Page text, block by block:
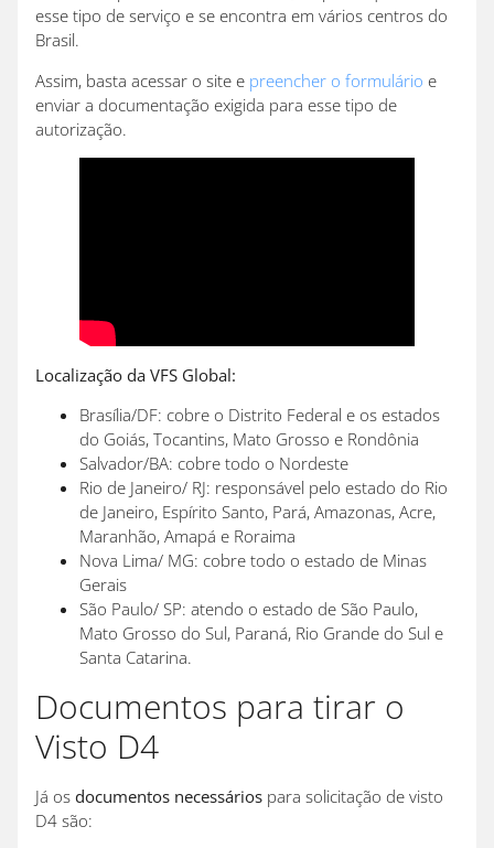
esse tipo de serviço e se encontra em vários centros do
Brasil.
Assim, basta acessar o site e preencher o formulário e
enviar a documentação exigida para esse tipo de
autorização.
Localização da VFS Global:
Brasília/DF: cobre o Distrito Federal e os estados
do Goiás, Tocantins, Mato Grosso e Rondônia
Salvador/BA: cobre todo o Nordeste
Rio de Janeiro/ RJ: responsável pelo estado do Rio
de Janeiro, Espírito Santo, Pará, Amazonas, Acre,
Maranhão, Amapá e Roraima
Nova Lima/ MG: cobre todo o estado de Minas
Gerais
São Paulo/ SP: atendo o estado de São Paulo,
Mato Grosso do Sul, Paraná, Rio Grande do Sul e
Santa Catarina.
Documentos para tirar o
Visto D4
Já os documentos necessários para solicitação de visto
D4 são: